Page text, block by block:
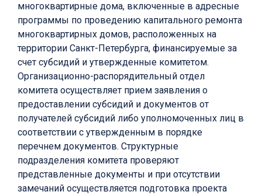
многоквартирные дома, включенные в адресные
программы по проведению капитального ремонта
многоквартирных домов, расположенных на
территории Санкт-Петербурга, финансируемые за
счет субсидий и утвержденные комитетом.
Организационно-распорядительный отдел
комитета осуществляет прием заявления о
предоставлении субсидий и документов от
получателей субсидий либо уполномоченных лиц в
соответствии с утвержденным в порядке
перечнем документов. Структурные
подразделения комитета проверяют
представленные документы и при отсутствии
замечаний осуществляется подготовка проекта